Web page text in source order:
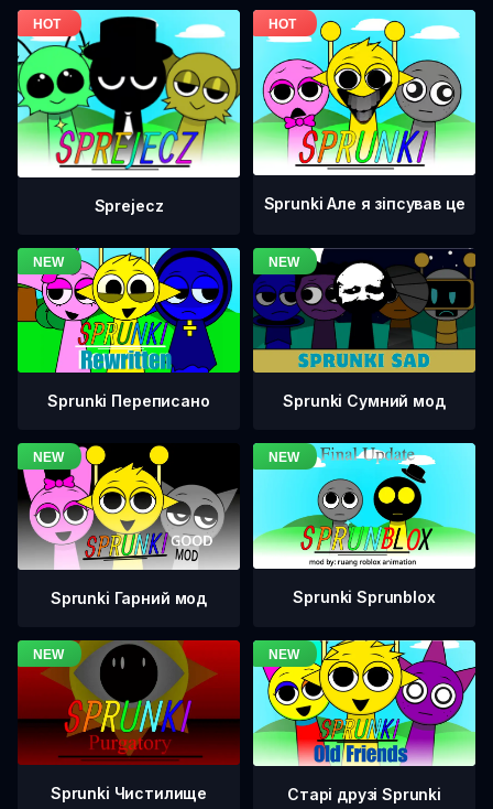
Sprejecz Sprunki Але я зіпсував це
Sprunki Переписано Sprunki Сумний мод
Sprunki Гарний мод Sprunki Sprunblox
Sprunki Чистилище Старі друзі Sprunki